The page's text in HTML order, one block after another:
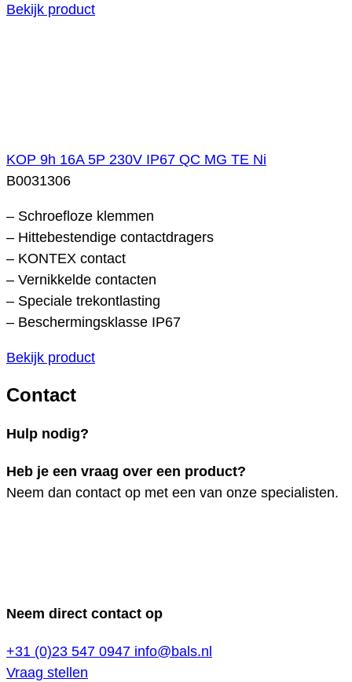
Bekijk product
KOP 9h 16A 5P 230V IP67 QC MG TE Ni
B0031306
– Schroefloze klemmen
– Hittebestendige contactdragers
– KONTEX contact
– Vernikkelde contacten
– Speciale trekontlasting
– Beschermingsklasse IP67
Bekijk product
Contact
Hulp nodig?
Heb je een vraag over een product?
Neem dan contact op met een van onze specialisten.
Neem direct contact op
+31 (0)23 547 0947 info@bals.nl
Vraag stellen